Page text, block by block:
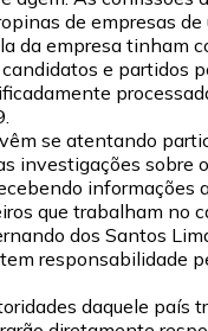
de empresas de
da empresa tinham
e partidos
se atentando
investigações sobre
informações
que trabalham no
dos Santos
responsabilidade
daquele país